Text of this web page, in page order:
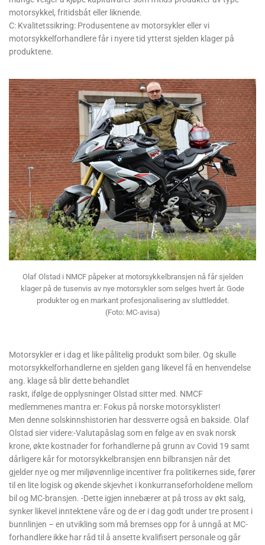
motorsykkel, fritidsbåt eller liknende.
C: Kvalitetssikring: Produsentene av motorsykler eller vi
motorsykkelforhandlere får i nyere tid ytterst sjelden klager på
produktene.
Olaf Olstad i NMCF påpeker at motorsykkelbransjen nå får sjelden
klager på de tusenvis av nye motorsykler som selges hvert år. Gode
produkter og en markant profesjonalisering av sluttleddet.
(Foto: MC-avisa)
Motorsykler er i dag et like pålitelig produkt som biler. Og skulle
motorsykkelforhandlerne en sjelden gang likevel få en henvendelse
ang. klage så blir dette behandlet
raskt, ifølge de opplysninger Olstad sitter med. NMCF
medlemmenes mantra er: Fokus på norske motorsyklister!
Men denne solskinnshistorien har dessverre også en bakside. Olaf
Olstad sier videre:-Valutapåslag som en følge av en svak norsk
krone, økte kostnader for forhandlerne på grunn av Covid 19 samt
dårligere kår for motorsykkelbransjen enn bilbransjen når det
gjelder nye og mer miljøvennlige incentiver fra politikernes side, fører
til en lite logisk og økende skjevhet i konkurranseforholdene mellom
bil og MC-bransjen. -Dette igjen innebærer at på tross av økt salg,
synker likevel inntektene våre og de er i dag godt under tre prosent i
bunnlinjen – en utvikling som må bremses opp for å unngå at MC-
forhandlere ikke har råd til å ansette kvalifisert personale og går